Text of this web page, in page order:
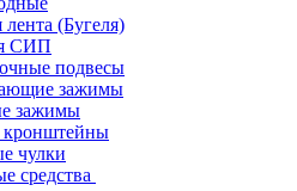
(Бугеля)
СИП
подвесы
зажимы
зажимы
чулки
средства